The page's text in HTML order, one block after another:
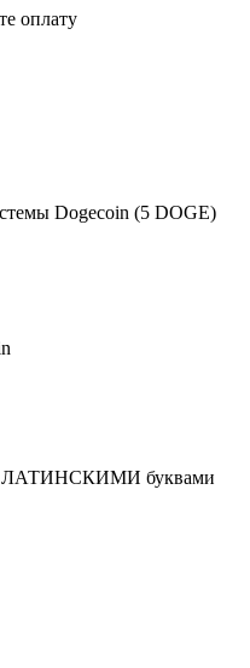
оплату
Dogecoin (5 DOGE)
ЛАТИНСКИМИ буквами